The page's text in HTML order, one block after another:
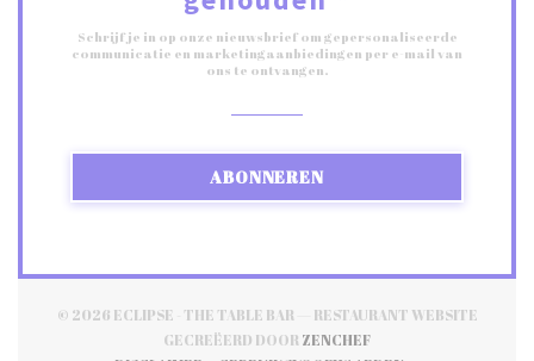
Schrijf je in op onze nieuwsbrief om gepersonaliseerde
communicatie en marketingaanbiedingen per e-mail van
ons te ontvangen.
ABONNEREN
© 2026 ECLIPSE - THE TABLE BAR — RESTAURANT WEBSITE
GECREËERD DOOR ZENCHEF((OPENT IN EEN